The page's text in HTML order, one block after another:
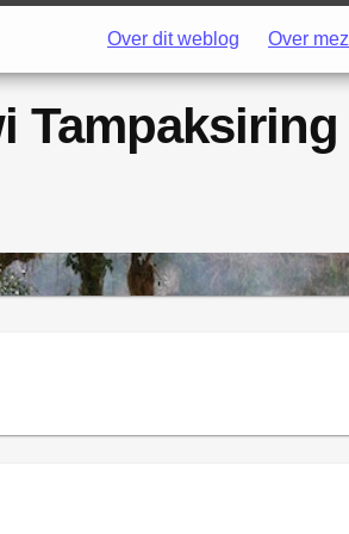
Over dit weblog Over
Tampaksiring